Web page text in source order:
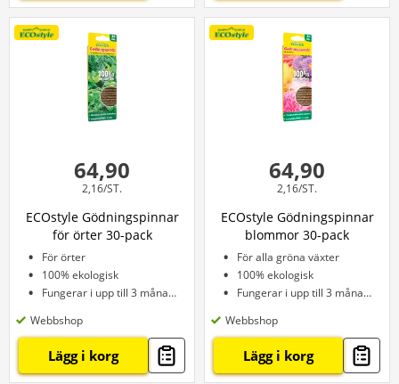
64,90
2,16/ST.
ECOstyle Gödningspinnar
för örter 30-pack
För örter
100% ekologisk
Fungerar i upp till 3 månader
Webbshop
Lägg i korg
64,90
2,16/ST.
ECOstyle Gödningspinnar
blommor 30-pack
För alla gröna växter
100% ekologisk
Fungerar i upp till 3 månader
Webbshop
Lägg i korg